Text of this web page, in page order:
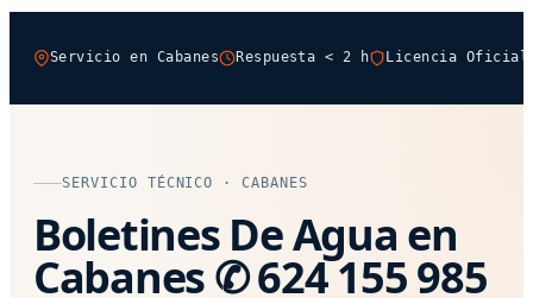
Servicio en Cabanes Respuesta < 2 h Licencia Oficial
SERVICIO TÉCNICO · CABANES
Boletines De Agua en
Cabanes ✆ 624 155 985